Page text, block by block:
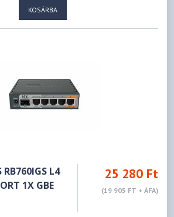
KOSÁRBA
RB760IGS L4
1X GBE
25 280 Ft
(19 905 FT + ÁFA)